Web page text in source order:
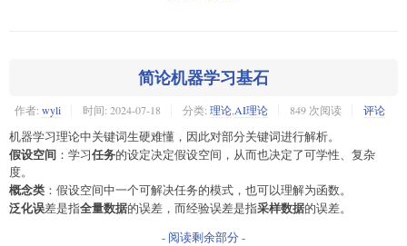
简论机器学习基石
作者: wyli 时间: 2024-07-18 分类: 理论 AI理论 849 次阅读 评论
机器学习理论中关键词生硬难懂，因此对部分关键词进行解析。
假设空间 ：学习任务的设定决定假设空间，从而也决定了可学性、复杂
度。
概念类 ：假设空间中一个可解决任务的模式，也可以理解为函数。
泛化误差是指全量数据的误差，而经验误差是指采样数据的误差。
- 阅读剩余部分 -